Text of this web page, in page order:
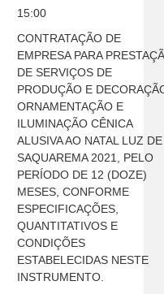
15:00
CONTRATAÇÃO DE
EMPRESA PARA
DE SERVIÇOS DE
PRODUÇÃO E
ORNAMENTAÇÃO E
ILUMINAÇÃO CÊNICA
ALUSIVA AO NATAL LUZ DE
SAQUAREMA 2021, PELO
PERÍODO DE 12 (DOZE)
MESES, CONFORME
ESPECIFICAÇÕES,
QUANTITATIVOS E
CONDIÇÕES
ESTABELECIDAS NESTE
INSTRUMENTO.